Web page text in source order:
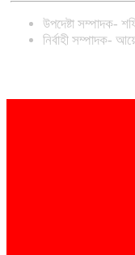
উপদেষ্টা সম্পাদক-
নির্বাহী সম্পাদক-